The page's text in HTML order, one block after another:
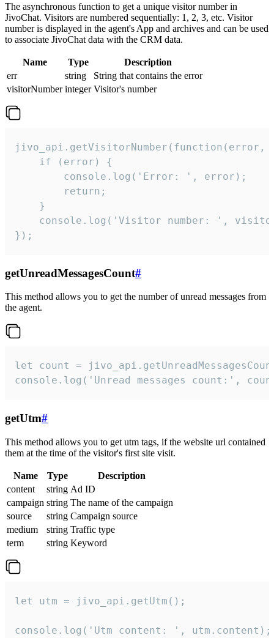
The asynchronous function to get a unique visitor number in
JivoChat. Visitors are numbered sequentially: 1, 2, 3, etc. Visitor
number is displayed in the agent's App and archives and can be used
to associate JivoChat data with the CRM data.
Name Type
Description
err
string
String that contains the error
visitorNumber integer Visitor's number
jivo_api.getVisitorNumber(function(error,
    if (error) {
        console.log('Error: ', error);
        return;
    }
console.log('Visitor number: ',
});
getUnreadMessagesCount#
This method allows you to get the number of unread messages from
the agent.
let count =
console.log('Unread messages count:',
getUtm#
This method allows you to get utm tags, if the website url contained
them at the time of the visitor's first site visit.
Name Type
Description
content
string Ad ID
campaign string The name of the campaign
source
string Campaign source
medium
string Traffic type
term
string Keyword
let utm = jivo_api.getUtm();
console.log('Utm content: ', utm.content);